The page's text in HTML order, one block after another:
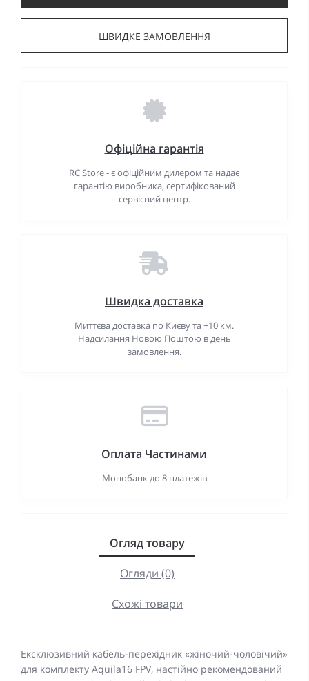
ШВИДКЕ ЗАМОВЛЕННЯ
Офіційна гарантія
RC Store - є офіційним дилером та надає
гарантію виробника, сертифікований
сервісний центр.
Швидка доставка
Миттєва доставка по Києву та +10 км.
Надсилання Новою Поштою в день
замовлення.
Оплата Частинами
Монобанк до 8 платежів
Огляд товару
Огляди (0)
Схожі товари
Ексклюзивний кабель-перехідник «жіночий-чоловічий»
для комплекту Aquila16 FPV, настійно рекомендований